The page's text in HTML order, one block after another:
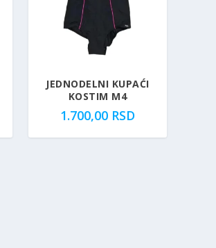
JEDNODELNI KUPAĆI
KOSTIM M4
1.700,00 RSD